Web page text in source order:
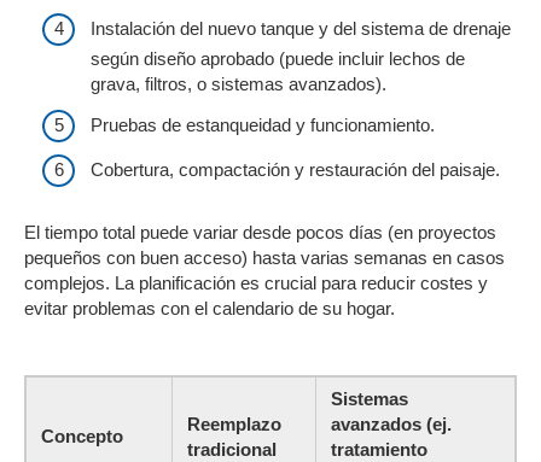
Instalación del nuevo tanque y del sistema de drenaje
según diseño aprobado (puede incluir lechos de
grava, filtros, o sistemas avanzados).
Pruebas de estanqueidad y funcionamiento.
Cobertura, compactación y restauración del paisaje.
El tiempo total puede variar desde pocos días (en proyectos
pequeños con buen acceso) hasta varias semanas en casos
complejos. La planificación es crucial para reducir costes y
evitar problemas con el calendario de su hogar.
Concepto
Reemplazo
tradicional
Sistemas
avanzados (ej.
tratamiento